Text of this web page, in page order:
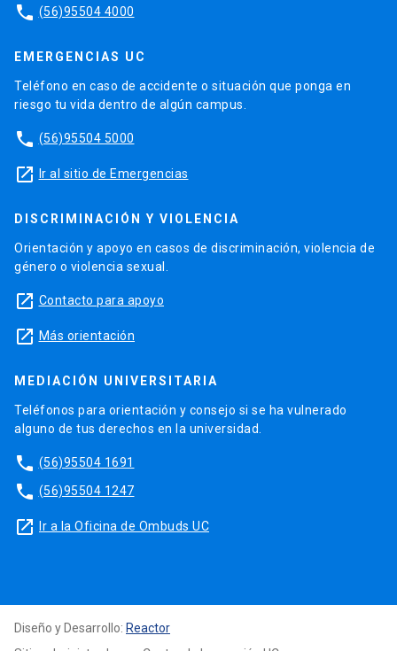
phone (56)95504 4000
EMERGENCIAS UC
Teléfono en caso de accidente o situación que ponga en
riesgo tu vida dentro de algún campus.
phone (56)95504 5000
launch Ir al sitio de Emergencias
DISCRIMINACIÓN Y VIOLENCIA
Orientación y apoyo en casos de discriminación, violencia de
género o violencia sexual.
launch Contacto para apoyo
launch Más orientación
MEDIACIÓN UNIVERSITARIA
Teléfonos para orientación y consejo si se ha vulnerado
alguno de tus derechos en la universidad.
phone (56)95504 1691
phone (56)95504 1247
launch Ir a la Oficina de Ombuds UC
Diseño y Desarrollo: Reactor